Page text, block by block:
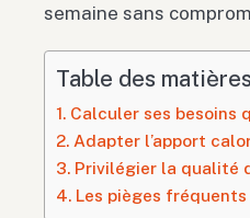
semaine sans
Table des matières
Calculer ses besoins
Adapter l’apport
Privilégier la qualité
Les pièges